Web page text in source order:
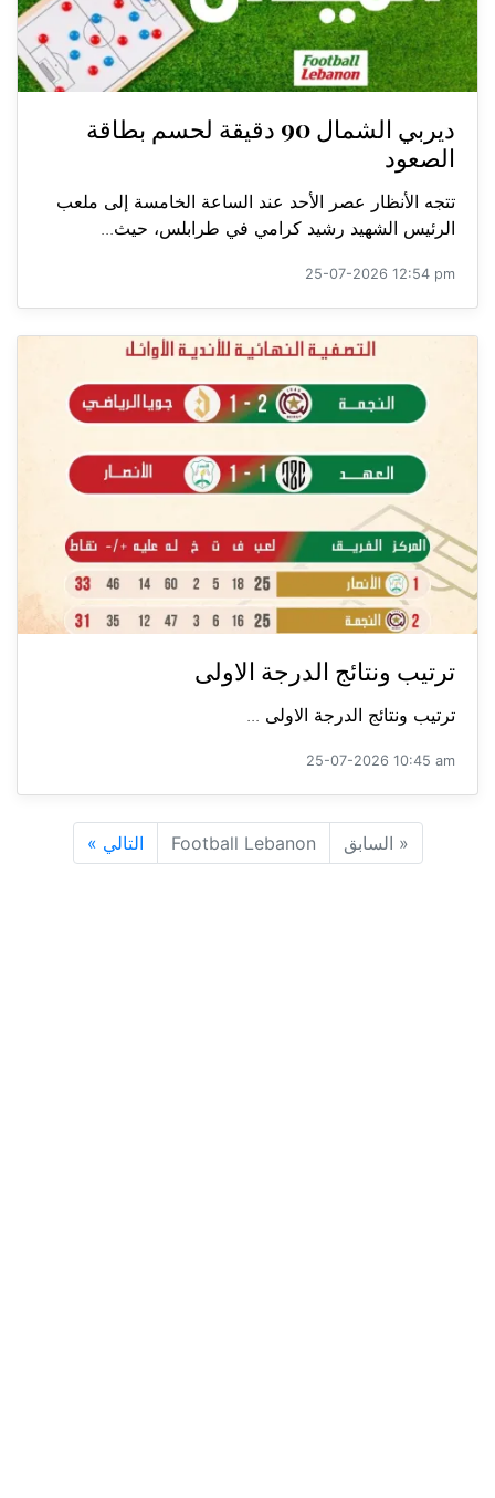
ديربي الشمال 90 دقيقة لحسم بطاقة
الصعود
تتجه الأنظار عصر الأحد عند الساعة الخامسة إلى ملعب
الرئيس الشهيد رشيد كرامي في طرابلس، حيث...
25-07-2026 12:54 pm
ترتيب ونتائج الدرجة الاولى
ترتيب ونتائج الدرجة الاولى ...
25-07-2026 10:45 am
« السابق Football Lebanon التالي »